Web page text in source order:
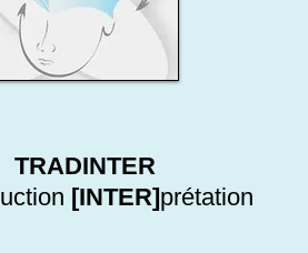
TRADINTER
uction [INTER]prétation